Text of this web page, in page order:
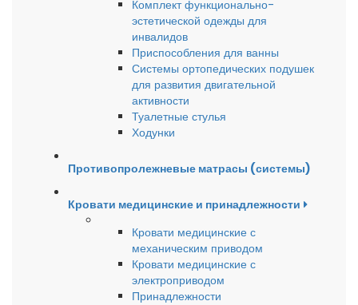
Комплект функционально-
эстетической одежды для
инвалидов
Приспособления для ванны
Системы ортопедических подушек
для развития двигательной
активности
Туалетные стулья
Ходунки
Противопролежневые матрасы (системы)
Кровати медицинские и принадлежности
Кровати медицинские с
механическим приводом
Кровати медицинские с
электроприводом
Принадлежности